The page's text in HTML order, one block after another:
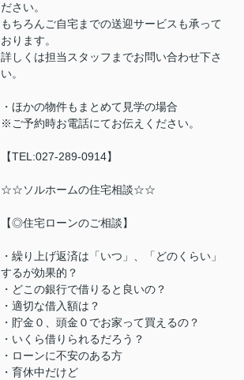
ださい。
もちろんご自宅までの送迎サービスも承って
おります。
詳しくは担当スタッフまでお問い合わせ下さ
い。
・ほかの物件もまとめて見学の場合
※ご予約時お電話にてお伝えください。
【TEL:027-289-0914】
☆☆ソルホームの住宅相談☆☆
【◎住宅ローンのご相談】
・繰り上げ返済は「いつ」、「どのくらい」
するが効果的？
・どこの銀行で借りると良いの？
・適切な借入額は？
・貯金０、頭金０でお家って買えるの？
・いくら借りられるだろう？
・ローンに不安のある方
・育休中だけど